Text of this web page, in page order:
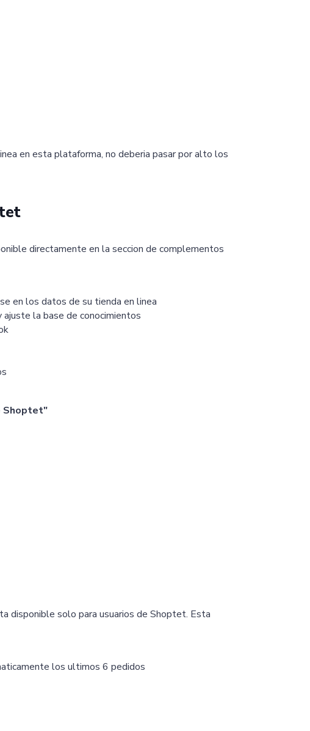
en esta plataforma, no deberia pasar por alto los
directamente en la seccion de complementos
en los datos de su tienda en linea
la base de conocimientos
Shoptet"
disponible solo para usuarios de Shoptet. Esta
los ultimos 6 pedidos